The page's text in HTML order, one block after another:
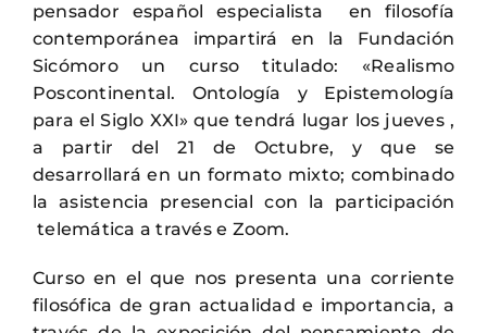
pensador español especialista en filosofía
contemporánea impartirá en la Fundación
Sicómoro un curso titulado: «Realismo
Poscontinental. Ontología y Epistemología
para el Siglo XXI» que tendrá lugar los jueves ,
a partir del 21 de Octubre, y que se
desarrollará en un formato mixto; combinado
la asistencia presencial con la participación
telemática a través e Zoom.
Curso en el que nos presenta una corriente
filosófica de gran actualidad e importancia, a